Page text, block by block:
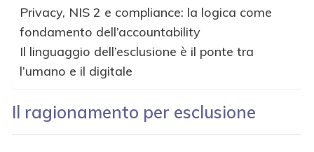
Privacy, NIS 2 e compliance: la logica come
fondamento dell’accountability
Il linguaggio dell’esclusione è il ponte tra
l’umano e il digitale
Il ragionamento per esclusione